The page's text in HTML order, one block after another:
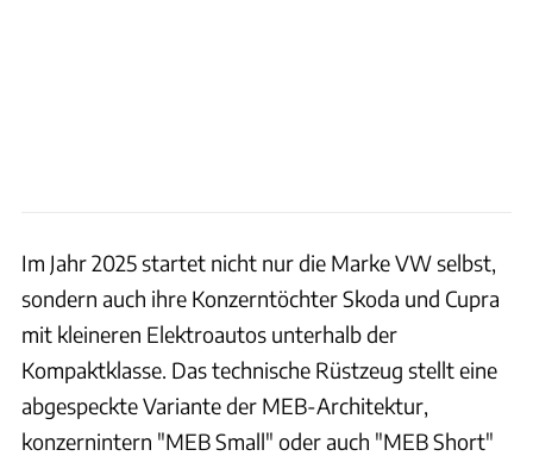
Im Jahr 2025 startet nicht nur die Marke VW selbst,
sondern auch ihre Konzerntöchter Skoda und Cupra
mit kleineren Elektroautos unterhalb der
Kompaktklasse. Das technische Rüstzeug stellt eine
abgespeckte Variante der MEB-Architektur,
konzernintern "MEB Small" oder auch "MEB Short"